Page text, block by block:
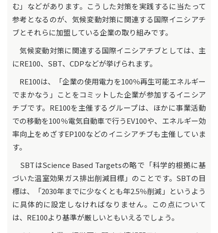
む」などがあります。こうした対策を実践するに当たって
参考となるのが、気候変動対策に関連する国際イニシアチ
ブとそれらに加盟している企業の取り組みです。
気候変動対策に関連する国際イニシアチブとしては、主
にRE100、SBT、CDPなどが挙げられます。
RE100は、「企業の使用電力を100％再生可能エネルギー
でまかなう」ことをコミットした企業が参加するイニシア
チブです。RE100を主催するグループは、ほかに事業活動
での移動を100％電気自動車で行うEV100や、エネルギー効
率向上をめざすEP100などのイニシアチブも主催していま
す。
SBTはScience Based Targetsの略で「科学的根拠に基
づいた温室効果ガス排出削減目標」のことです。SBTの目
標は、「2030年までに少なくとも年2.5％削減」というよう
に具体的に設定しなければなりません。この点について
は、RE100より基準が厳しいともいえるでしょう。